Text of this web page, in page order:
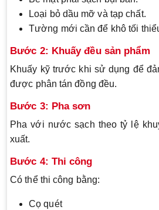
Loại bỏ dầu mỡ và tạp chất.
Tường mới cần để khô tối
Bước 2: Khuấy đều sản phẩm
Khuấy kỹ trước khi sử dụng để
được phân tán đồng đều.
Bước 3: Pha sơn
Pha với nước sạch theo tỷ lệ
xuất.
Bước 4: Thi công
Có thể thi công bằng:
Cọ quét